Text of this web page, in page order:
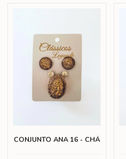
CONJUNTO ANA 16 - CHÁ